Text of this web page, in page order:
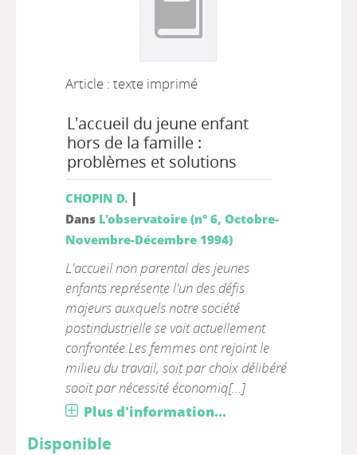
Article : texte imprimé
L'accueil du jeune enfant
hors de la famille :
problèmes et solutions
CHOPIN D. |
Dans L'observatoire (n° 6, Octobre-
Novembre-Décembre 1994)
L'accueil non parental des jeunes
enfants représente l'un des défis
majeurs auxquels notre société
postindustrielle se voit actuellement
confrontée.Les femmes ont rejoint le
milieu du travail, soit par choix délibéré
sooit par nécessité économiq[...]
Plus d'information...
Disponible